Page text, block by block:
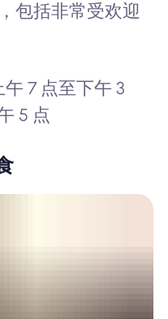
包括非常受欢迎
7 点至下午 3
5 点